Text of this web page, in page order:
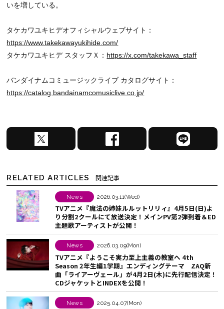
いを増している。
タケカワユキヒデオフィシャルウェブサイト：
https://www.takekawayukihide.com/
タケカワユキヒデ スタッフＸ： https://x.com/takekawa_staff
バンダイナムコミュージックライブ カタログサイト：
https://catalog.bandainamcomusiclive.co.jp/
X
で
ア
F
a
b
o
o
k
で
シ
ェ
ア
す
る
L
I
ェ
ア
す
RELATED ARTICLES 関連記事
News 2026.03.11(Wed)
TVアニメ『魔法の姉妹ルルットリリィ』4月5日(日)よ
り分割2クールにて放送決定！メインPV第2弾到着＆ED
主題歌アーティストが公開！
News 2026.03.09(Mon)
TVアニメ『ようこそ実力至上主義の教室へ 4th
Season 2年生編1学期』エンディングテーマ ZAQ新
曲「ライアーヴェール」が4月2日(木)に先行配信決定！
CDジャケットとINDEXを公開！
News 2025.04.07(Mon)